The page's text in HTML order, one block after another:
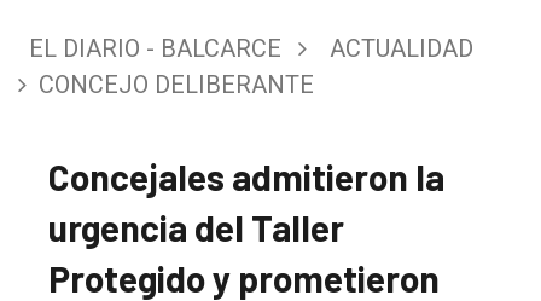
EL DIARIO - BALCARCE
ACTUALIDAD
CONCEJO DELIBERANTE
Concejales admitieron la
urgencia del Taller
Protegido y prometieron